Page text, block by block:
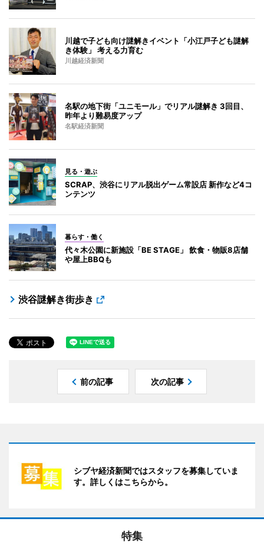
川越で子ども向け謎解きイベント「小江戸子ども謎解
き体験」 考える力育む
川越経済新聞
名駅の地下街「ユニモール」でリアル謎解き 3回目、
昨年より難易度アップ
名駅経済新聞
見る・遊ぶ
SCRAP、渋谷にリアル脱出ゲーム常設店 新作など4コ
ンテンツ
暮らす・働く
代々木公園に新施設「BE STAGE」 飲食・物販8店舗
や屋上BBQも
渋谷謎解き街歩き
前の記事 次の記事
シブヤ経済新聞ではスタッフを募集していま
す。詳しくはこちらから。
特集